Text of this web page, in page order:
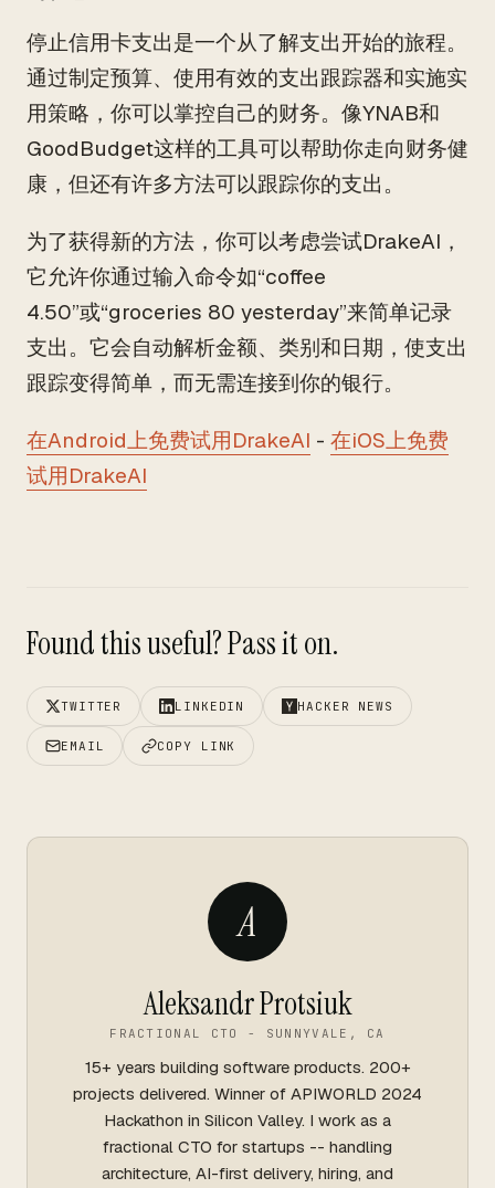
停止信用卡支出是一个从了解支出开始的旅程。
通过制定预算、使用有效的支出跟踪器和实施实
用策略，你可以掌控自己的财务。像YNAB和
GoodBudget这样的工具可以帮助你走向财务健
康，但还有许多方法可以跟踪你的支出。
为了获得新的方法，你可以考虑尝试DrakeAI，
它允许你通过输入命令如“coffee
4.50”或“groceries 80 yesterday”来简单记录
支出。它会自动解析金额、类别和日期，使支出
跟踪变得简单，而无需连接到你的银行。
在Android上免费试用DrakeAI - 在iOS上免费
试用DrakeAI
Found this useful? Pass it on.
TWITTER LINKEDIN HACKER NEWS
EMAIL COPY LINK
A
Aleksandr Protsiuk
FRACTIONAL CTO - SUNNYVALE, CA
15+ years building software products. 200+
projects delivered. Winner of APIWORLD 2024
Hackathon in Silicon Valley. I work as a
fractional CTO for startups -- handling
architecture, AI-first delivery, hiring, and